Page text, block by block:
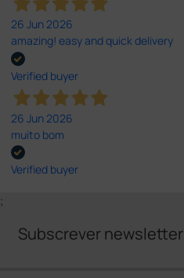
26 Jun 2026
amazing! easy and quick delivery
Verified buyer
26 Jun 2026
muito bom
Verified buyer
;
Subscrever newsletter